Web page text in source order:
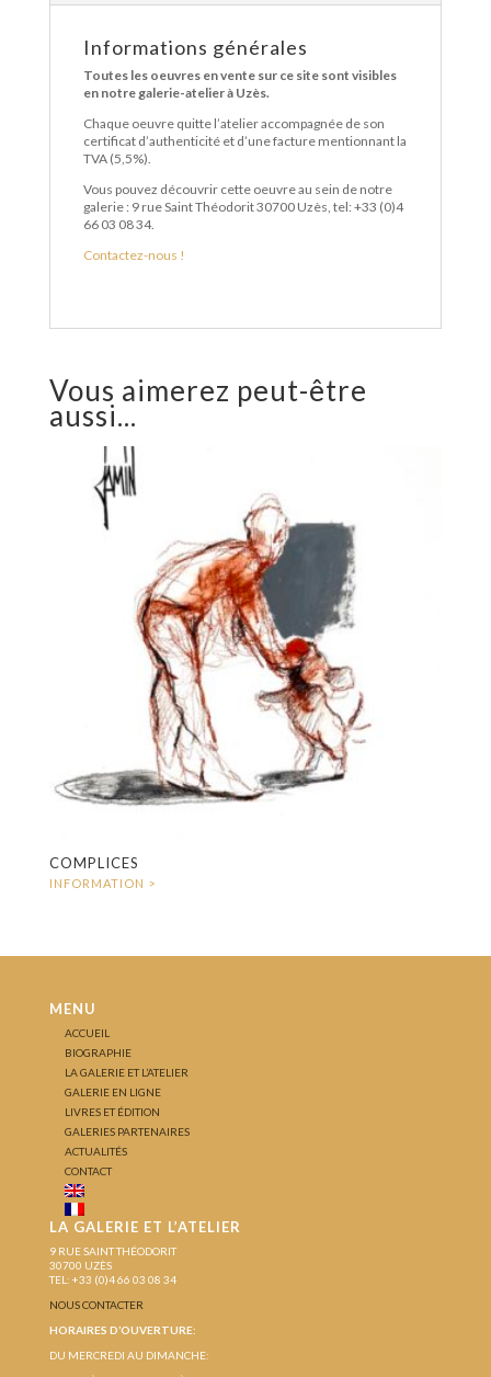
Informations générales
Toutes les oeuvres en vente sur ce site sont visibles
en notre galerie-atelier à Uzès.
Chaque oeuvre quitte l’atelier accompagnée de son
certificat d’authenticité et d’une facture mentionnant la
TVA (5,5%).
Vous pouvez découvrir cette oeuvre au sein de notre
galerie : 9 rue Saint Théodorit 30700 Uzès, tel: +33 (0)4
66 03 08 34.
Contactez-nous !
Vous aimerez peut-être
aussi...
COMPLICES
MENU
ACCUEIL
BIOGRAPHIE
LA GALERIE ET L’ATELIER
GALERIE EN LIGNE
LIVRES ET ÉDITION
GALERIES PARTENAIRES
ACTUALITÉS
CONTACT
LA GALERIE ET L’ATELIER
9 RUE SAINT THÉODORIT
30700 UZÈS
TEL: +33 (0)4 66 03 08 34
NOUS CONTACTER
HORAIRES D’OUVERTURE:
DU MERCREDI AU DIMANCHE: